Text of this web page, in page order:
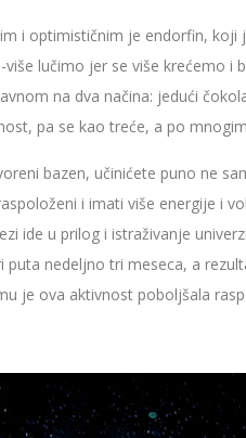
i optimističnim je endorfin,
lučimo jer se više krećemo i
na dva načina: jedući
pa se kao treće, a po
bazen, učinićete puno ne
i imati više energije i
ide u prilog i istraživanje
puta nedeljno tri meseca, a
je ova aktivnost poboljšala